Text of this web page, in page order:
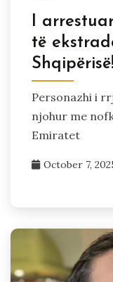
I
të
Shqipërisë!
Personazhi i
njohur me
Emiratet
October 7,